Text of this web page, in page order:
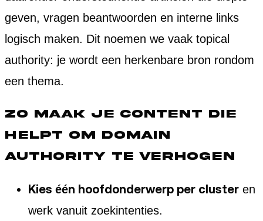
geven, vragen beantwoorden en interne links
logisch maken. Dit noemen we vaak topical
authority: je wordt een herkenbare bron rondom
een thema.
Zo maak je content die
helpt om domain
authority te verhogen
Kies één hoofdonderwerp per cluster en
werk vanuit zoekintenties.